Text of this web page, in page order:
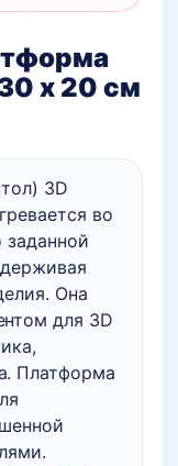
х 20 см
3D
во
заданной
Она
для 3D
Платформа